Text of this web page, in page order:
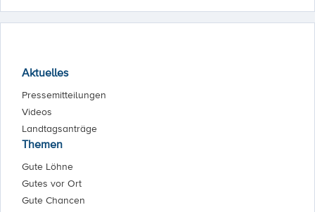
Aktuelles
Pressemitteilungen
Videos
Landtagsanträge
Themen
Gute Löhne
Gutes vor Ort
Gute Chancen